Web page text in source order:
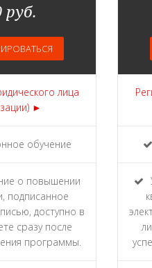
руб.
лица
►
обучение
о повышении
подписанное
доступно в
сразу после
программы.